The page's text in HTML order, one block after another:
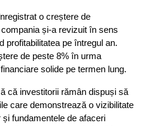
o creștere de
și-a revizuit în sens
profitabilitatea pe întregul an.
de peste 8% în urma
solide pe termen lung.
că investitorii rămân dispuși să
care demonstrează o vizibilitate
fundamentele de afaceri